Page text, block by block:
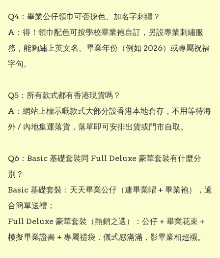
Q4：畢業公仔領巾可否揀色、加名字刺繡？
A：得！領巾配色可按學校畢業袍自訂，另設專業刺繡服
務，能夠繡上英文名、畢業年份（例如 2026）或專屬祝福
字句。
Q5：所有款式都有香港現貨嗎？
A：網站上標示嘅款式大部分設香港本地倉存，不用等待海
外 / 內地集運落貨，落單即可安排出貨或門市自取。
Q6：Basic 基礎套裝同 Full Deluxe 豪華套裝有什麼分
別？
Basic 基礎套裝：天天畢業公仔（連畢業帽 + 畢業袍），適
合簡單送禮；
Full Deluxe 豪華套裝（熱銷之選）：公仔 + 畢業花束 +
模擬畢業證書 + 專屬禮袋，儀式感滿滿，影畢業相超襯。